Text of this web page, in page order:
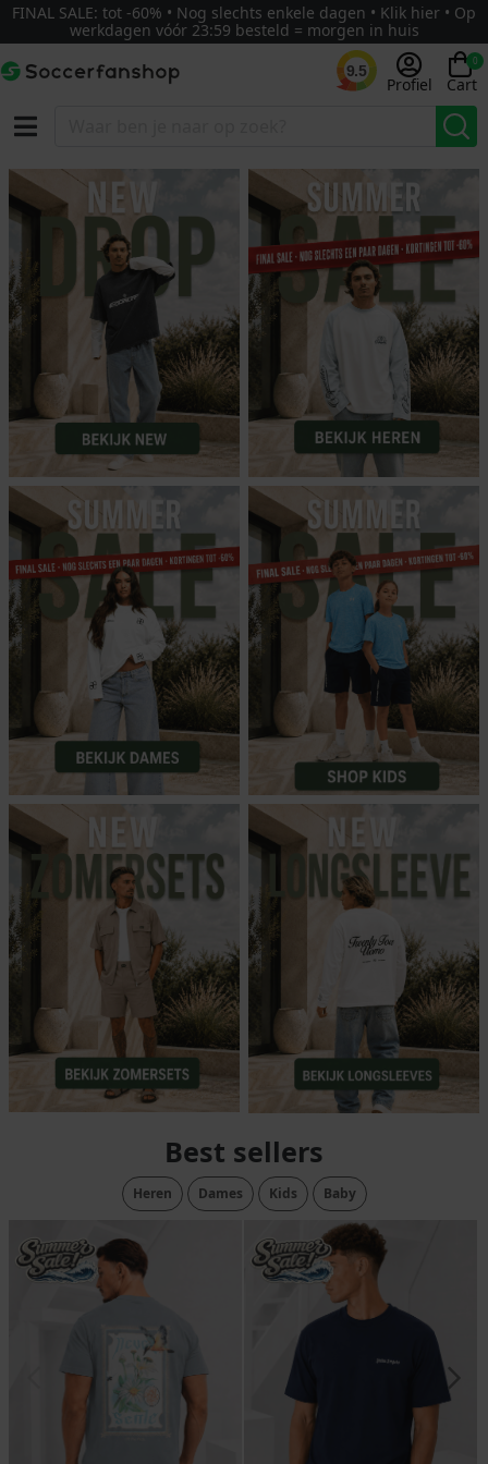
FINAL SALE: tot -60% • Nog slechts enkele dagen • Klik hier • Op
werkdagen vóór 23:59 besteld = morgen in huis
9.5
Profiel
0
Cart
Best sellers
Heren Dames Kids Baby